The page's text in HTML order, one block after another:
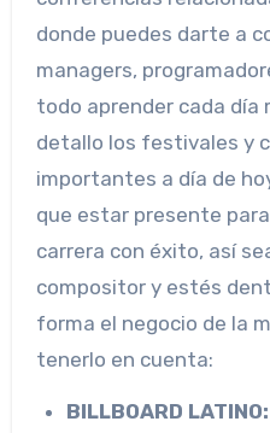
donde puedes darte a
managers,
todo aprender cada día
detallo los festivales y
importantes a día de
que estar presente
carrera con éxito, así
compositor y estés
forma el negocio de la
tenerlo en cuenta:
BILLBOARD LATINO: